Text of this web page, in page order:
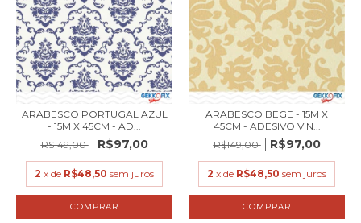
ARABESCO PORTUGAL AZUL
- 15M X 45CM - AD...
R$149,00
R$97,00
2 x de R$48,50 sem juros
ARABESCO BEGE - 15M X
45CM - ADESIVO VIN...
R$149,00
R$97,00
2 x de R$48,50 sem juros